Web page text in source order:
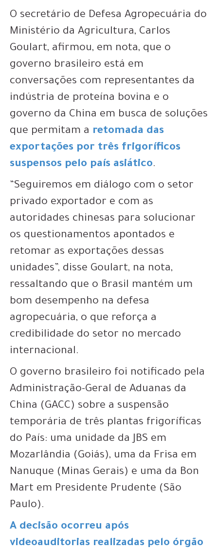
O secretário de Defesa Agropecuária do
Ministério da Agricultura, Carlos
Goulart, afirmou, em nota, que o
governo brasileiro está em
conversações com representantes da
indústria de proteína bovina e o
governo da China em busca de soluções
que permitam a retomada das
exportações por três frigoríficos
suspensos pelo país asiático.
“Seguiremos em diálogo com o setor
privado exportador e com as
autoridades chinesas para solucionar
os questionamentos apontados e
retomar as exportações dessas
unidades”, disse Goulart, na nota,
ressaltando que o Brasil mantém um
bom desempenho na defesa
agropecuária, o que reforça a
credibilidade do setor no mercado
internacional.
O governo brasileiro foi notificado pela
Administração-Geral de Aduanas da
China (GACC) sobre a suspensão
temporária de três plantas frigoríficas
do País: uma unidade da JBS em
Mozarlândia (Goiás), uma da Frisa em
Nanuque (Minas Gerais) e uma da Bon
Mart em Presidente Prudente (São
Paulo).
A decisão ocorreu após
videoauditorias realizadas pelo órgão